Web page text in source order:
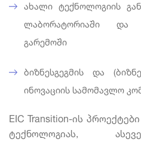
ახალი ტექნოლოგიის
ლაბორატორიაში და
გარემოში
ბიზნესგეგმის და
ინოვაციის სამომავლო
EIC Transition-ის
ტექნოლოგიას,